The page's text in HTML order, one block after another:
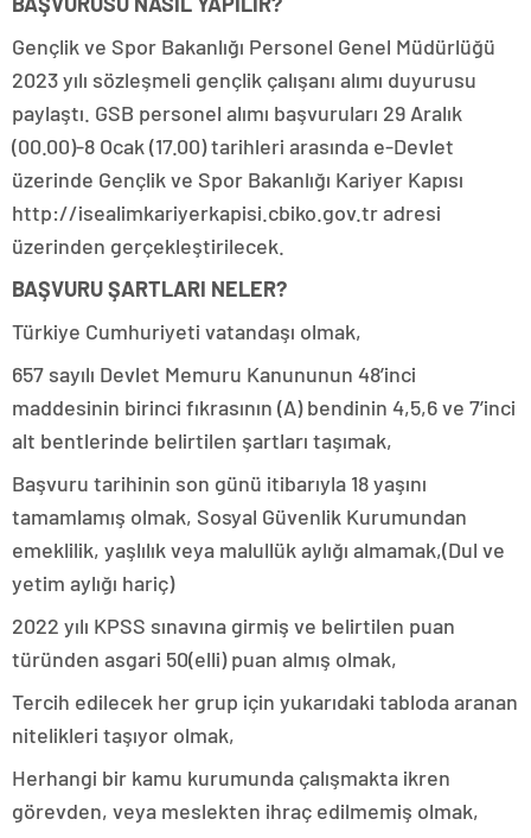
Gençlik ve Spor Bakanlığı Personel Genel Müdürlüğü
2023 yılı sözleşmeli gençlik çalışanı alımı duyurusu
paylaştı. GSB personel alımı başvuruları 29 Aralık
(00.00)-8 Ocak (17.00) tarihleri arasında e-Devlet
üzerinde Gençlik ve Spor Bakanlığı Kariyer Kapısı
http://isealimkariyerkapisi.cbiko.gov.tr adresi
üzerinden gerçekleştirilecek.
BAŞVURU ŞARTLARI NELER?
Türkiye Cumhuriyeti vatandaşı olmak,
657 sayılı Devlet Memuru Kanununun 48’inci
maddesinin birinci fıkrasının (A) bendinin 4,5,6 ve 7’inci
alt bentlerinde belirtilen şartları taşımak,
Başvuru tarihinin son günü itibarıyla 18 yaşını
tamamlamış olmak, Sosyal Güvenlik Kurumundan
emeklilik, yaşlılık veya malullük aylığı almamak,(Dul ve
yetim aylığı hariç)
2022 yılı KPSS sınavına girmiş ve belirtilen puan
türünden asgari 50(elli) puan almış olmak,
Tercih edilecek her grup için yukarıdaki tabloda aranan
nitelikleri taşıyor olmak,
Herhangi bir kamu kurumunda çalışmakta ikren
görevden, veya meslekten ihraç edilmemiş olmak,